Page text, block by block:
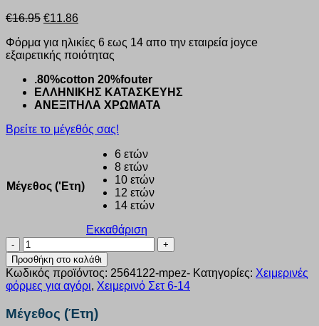
€16.95 Original
was:
€16.95.
€11.86Η
τιμή
είναι:
Φόρμα για ηλικίες 6 εως 14 απο την εταιρεία joyce
εξαιρετικής ποιότητας
.80%cotton 20%fouter
ΕΛΛΗΝΙΚΗΣ ΚΑΤΑΣΚΕΥΗΣ
ΑΝΕΞΙΤΗΛΑ ΧΡΩΜΑΤΑ
Βρείτε το μέγεθός σας!
Μέγεθος ('Ετη)
6 ετών
8 ετών
10 ετών
12 ετών
14 ετών
Εκκαθάριση
Σετ
αγόρι
6-
14
Ετών
Joyce
“unknown”
Προσθήκη στο καλάθι
Κωδικός προϊόντος: 2564122-mpez- Κατηγορίες: Χειμερινές
φόρμες για αγόρι, Χειμερινό Σετ 6-14
Μέγεθος (Έτη)